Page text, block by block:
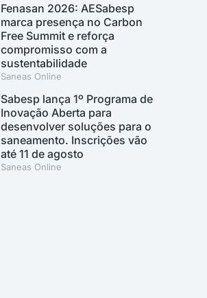
Fenasan 2026: AESabesp
marca presença no Carbon
Free Summit e reforça
compromisso com a
sustentabilidade
Saneas Online
Sabesp lança 1º Programa de
Inovação Aberta para
desenvolver soluções para o
saneamento. Inscrições vão
até 11 de agosto
Saneas Online